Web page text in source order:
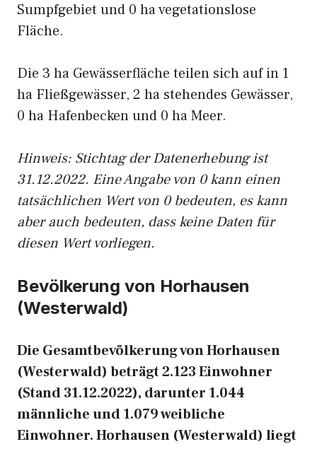
Sumpfgebiet und 0 ha vegetationslose
Fläche.
Die 3 ha Gewässerfläche teilen sich auf in 1
ha Fließgewässer, 2 ha stehendes Gewässer,
0 ha Hafenbecken und 0 ha Meer.
Hinweis: Stichtag der Datenerhebung ist
31.12.2022. Eine Angabe von 0 kann einen
tatsächlichen Wert von 0 bedeuten, es kann
aber auch bedeuten, dass keine Daten für
diesen Wert vorliegen.
Bevölkerung von Horhausen
(Westerwald)
Die Gesamtbevölkerung von Horhausen
(Westerwald) beträgt 2.123 Einwohner
(Stand 31.12.2022), darunter 1.044
männliche und 1.079 weibliche
Einwohner. Horhausen (Westerwald) liegt